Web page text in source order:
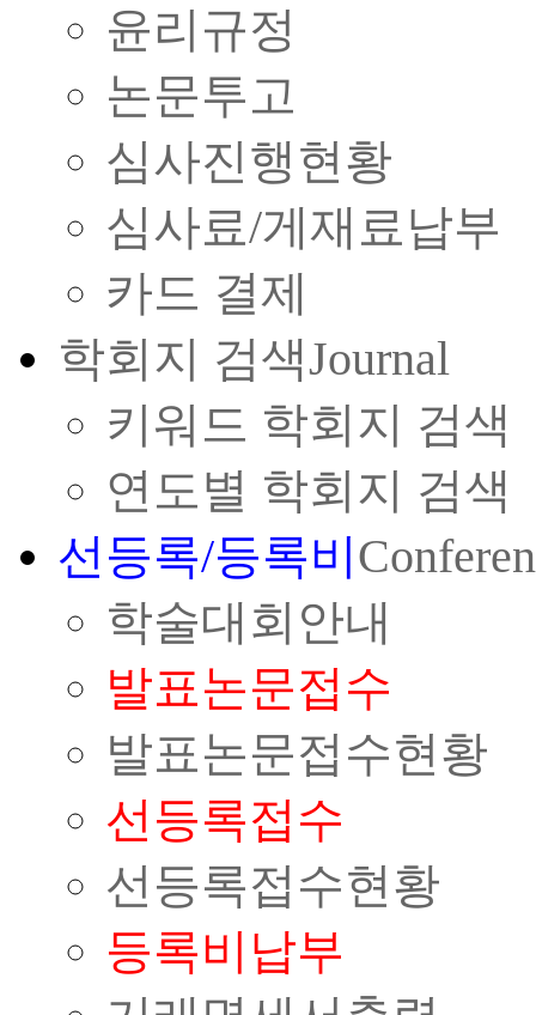
윤리규정
논문투고
심사진행현황
심사료/게재료납부
카드 결제
학회지 검색Journal
키워드 학회지 검색
연도별 학회지 검색
선등록/등록비
학술대회안내
발표논문접수
발표논문접수현황
선등록접수
선등록접수현황
등록비납부